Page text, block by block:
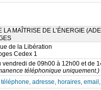
MAÎTRISE DE L’ÉNERGIE
de la Libération
Cedex 1
vendredi de 09h00 à 12h00 et de
téléphonique uniquement.)
adresse, horaires,